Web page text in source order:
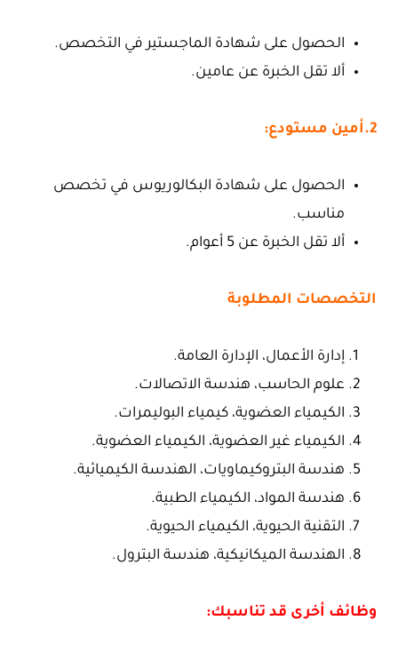
الحصول على شهادة الماجستير في التخصص.
ألا تقل الخبرة عن عامين.
2.أمين مستودع:
الحصول على شهادة البكالوريوس في تخصص
مناسب.
ألا تقل الخبرة عن 5 أعوام.
التخصصات المطلوبة
إدارة الأعمال، الإدارة العامة.
علوم الحاسب، هندسة الاتصالات.
الكيمياء العضوية، كيمياء البوليمرات.
الكيمياء غير العضوية، الكيمياء العضوية.
هندسة البتروكيماويات، الهندسة الكيميائية.
هندسة المواد، الكيمياء الطبية.
التقنية الحيوية، الكيمياء الحيوية.
الهندسة الميكانيكية، هندسة البترول.
وظائف أخرى قد تناسبك: